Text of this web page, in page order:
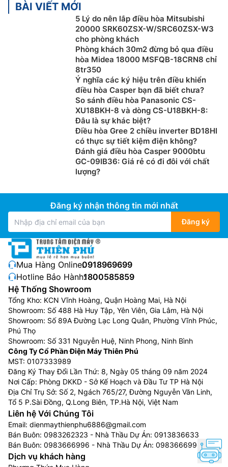
BÀI VIẾT MỚI
5 Lý do nên lắp điều hòa Mitsubishi
20000 SRK60ZSX-W/SRC60ZSX-W3
cho phòng khách
Phòng khách 30m2 đừng bỏ qua điều
hòa Midea 18000 MSFQB-18CRN8 chỉ
8tr350
Ý nghĩa các ký hiệu trên điều khiển
điều hòa Casper bạn đã biết chưa?
So sánh điều hòa Panasonic CS-
XU18BKH-8 và dòng CS-U18BKH-8:
Đâu là sự khác biệt?
Điều hòa Gree 2 chiều inverter BD18HI
có thực sự tiết kiệm điện không?
Đánh giá điều hòa Casper 9000btu
GC-09IB36: Giá rẻ có đi đôi với chất
lượng?
Đăng ký nhận thông tin mới nhất
Đăng ký
Mua Hàng Online:0918969699
Hotline Bảo Hành:1800585859
Hệ Thống Showroom
Tổng Kho: KCN Vĩnh Hoàng, Quận Hoàng Mai, Hà Nội
Showroom: Số 488 Hà Huy Tập, Yên Viên, Gia Lâm, Hà Nội
Showroom: Số 89A Đường Lạc Long Quân, Phường Vĩnh Phúc,
Phú Thọ
Showroom: Số 331 Nguyễn Huệ, Ninh Phong, Ninh Bình
Công Ty Cổ Phần Điện Máy Thiên Phú
MST: 0107333989
Đăng Ký Thay Đổi Lần Thứ: 8, Ngày 05 tháng 09 năm 2024
Nơi Cấp: Phòng DKKD - Sở Kế Hoạch và Đầu Tư TP Hà Nội
Địa Chỉ Trụ Sở: Số 2, Ngách 765/27, Đường Nguyễn Văn Linh,
Tổ 5 P.Sài Đồng, Q.Long Biên, TP.Hà Nội, Việt Nam
Liên hệ Với Chúng Tôi
Email: dienmaythienphu6886@gmail.com
Bán Buôn: 0983262323 - Nhà Thầu Dự Án: 0913836633
Bán Buôn: 0983666996 - Nhà Thầu Dự Án: 0983666996
Dịch vụ khách hàng